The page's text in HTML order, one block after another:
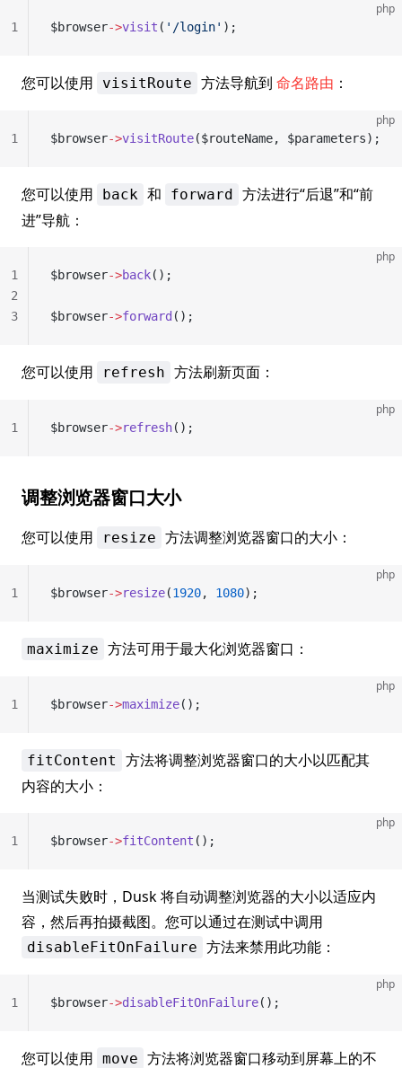
php
$browser->visit ( '/login' );
1
您可以使用 visitRoute 方法导航到 命名路由 ：
php
$browser->visitRoute($routeName, $parameters);
1
您可以使用 back 和 forward 方法进行“后退”和“前
进”导航：
php
$browser->back();
$browser->forward ();
1
2
3
您可以使用 refresh 方法刷新页面：
php
$browser->refresh();
1
调整浏览器窗口大小
您可以使用 resize 方法调整浏览器窗口的大小：
php
$browser->resize(1920, 1080);
1
maximize 方法可用于最大化浏览器窗口：
php
$browser->maximize();
1
fitContent
方法将调整浏览器窗口的大小以匹配其
内容的大小：
php
$browser->fitContent ();
1
当测试失败时，Dusk 将自动调整浏览器的大小以适应内
容，然后再拍摄截图。您可以通过在测试中调用
disableFitOnFailure 方法来禁用此功能：
php
$browser->disableFitOnFailure();
1
您可以使用 move 方法将浏览器窗口移动到屏幕上的不